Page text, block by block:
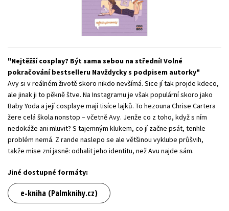
Zahraniční literatura
Všechny tituly
Nejtěžší cosplay? Být sama sebou na střední! Volné
pokračování bestselleru Navždycky s podpisem autorky
Avy si v reálném životě skoro nikdo nevšímá. Sice jí tak projde kdeco,
ale jinak ji to pěkně štve. Na Instagramu je však populární skoro jako
Baby Yoda a její cosplaye mají tisíce lajků. To hezouna Chrise Cartera
žere celá škola nonstop – včetně Avy. Jenže co z toho, když s ním
nedokáže ani mluvit? S tajemným klukem, co jí začne psát, tenhle
problém nemá. Z rande naslepo se ale většinou vyklube průšvih,
takže mise zní jasně: odhalit jeho identitu, než Avu najde sám.
Jiné dostupné formáty:
e-kniha (Palmknihy.cz)